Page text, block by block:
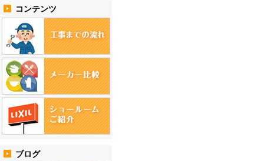
コンテンツ
ブログ